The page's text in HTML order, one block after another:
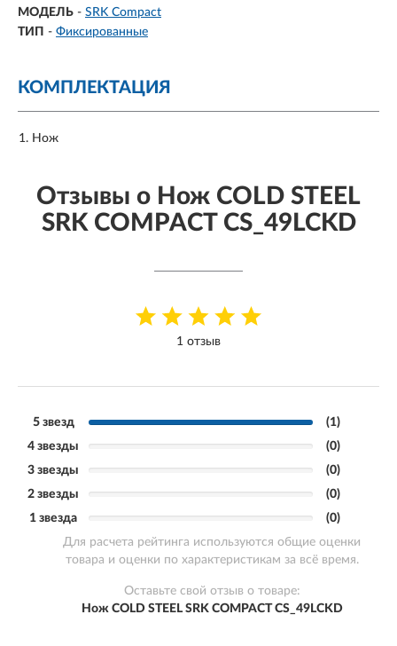
МОДЕЛЬ - SRK Compact
ТИП - Фиксированные
КОМПЛЕКТАЦИЯ
Нож
Отзывы о Нож COLD STEEL
SRK COMPACT CS_49LCKD
1 отзыв
5 звезд
(1)
4 звезды
(0)
3 звезды
(0)
2 звезды
(0)
1 звезда
(0)
Для расчета рейтинга используются общие оценки
товара и оценки по характеристикам за всё время.
Оставьте свой отзыв о товаре:
Нож COLD STEEL SRK COMPACT CS_49LCKD